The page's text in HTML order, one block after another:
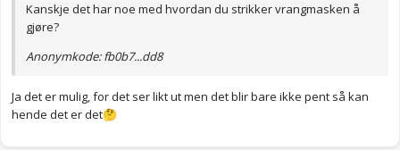
Kanskje det har noe med hvordan du strikker vrangmasken å
gjøre?
Anonymkode: fb0b7...dd8
Ja det er mulig, for det ser likt ut men det blir bare ikke pent så kan
hende det er det🤔